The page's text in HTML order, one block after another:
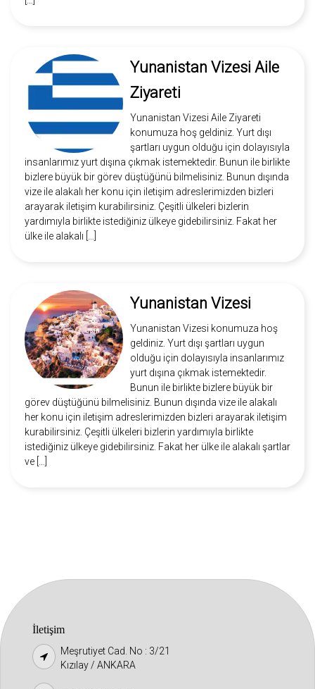
Yunanistan Vizesi Aile
Ziyareti
Yunanistan Vizesi Aile Ziyareti
konumuza hoş geldiniz. Yurt dışı
şartları uygun olduğu için dolayısıyla
insanlarımız yurt dışına çıkmak istemektedir. Bunun ile birlikte
bizlere büyük bir görev düştüğünü bilmelisiniz. Bunun dışında
vize ile alakalı her konu için iletişim adreslerimizden bizleri
arayarak iletişim kurabilirsiniz. Çeşitli ülkeleri bizlerin
yardımıyla birlikte istediğiniz ülkeye gidebilirsiniz. Fakat her
ülke ile alakalı […]
Yunanistan Vizesi
Yunanistan Vizesi konumuza hoş
geldiniz. Yurt dışı şartları uygun
olduğu için dolayısıyla insanlarımız
yurt dışına çıkmak istemektedir.
Bunun ile birlikte bizlere büyük bir
görev düştüğünü bilmelisiniz. Bunun dışında vize ile alakalı
her konu için iletişim adreslerimizden bizleri arayarak iletişim
kurabilirsiniz. Çeşitli ülkeleri bizlerin yardımıyla birlikte
istediğiniz ülkeye gidebilirsiniz. Fakat her ülke ile alakalı şartlar
ve […]
İletişim
Meşrutiyet Cad. No : 3/21
Kızılay / ANKARA